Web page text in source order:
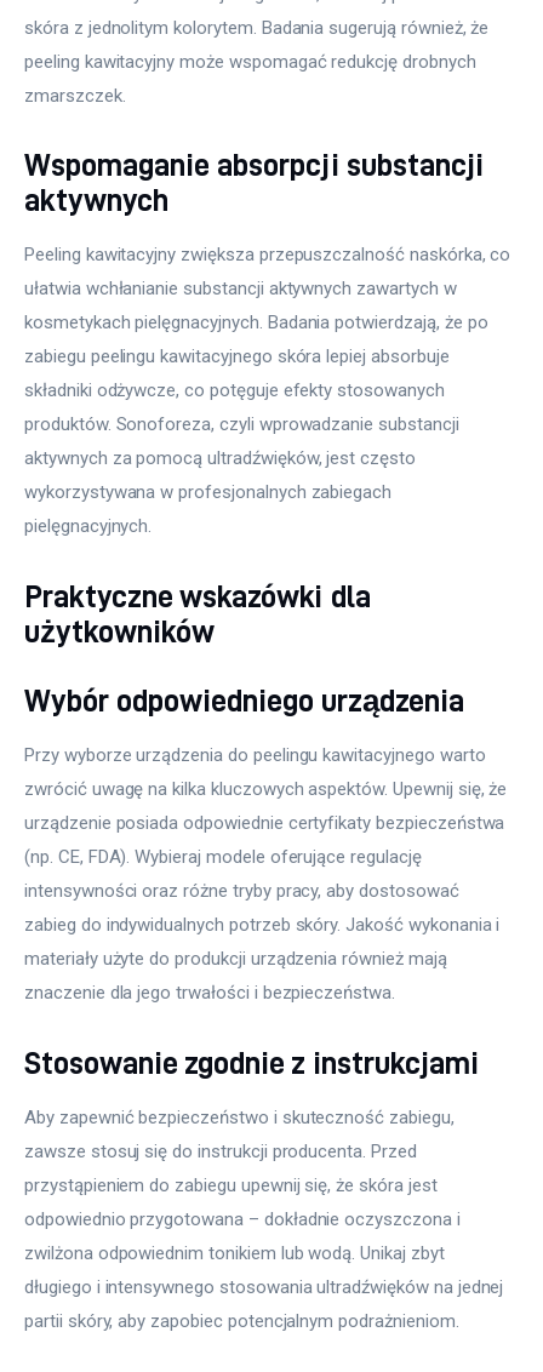
skóra z jednolitym kolorytem. Badania sugerują również, że
peeling kawitacyjny może wspomagać redukcję drobnych
zmarszczek.
Wspomaganie absorpcji substancji
aktywnych
Peeling kawitacyjny zwiększa przepuszczalność naskórka, co
ułatwia wchłanianie substancji aktywnych zawartych w
kosmetykach pielęgnacyjnych. Badania potwierdzają, że po
zabiegu peelingu kawitacyjnego skóra lepiej absorbuje
składniki odżywcze, co potęguje efekty stosowanych
produktów. Sonoforeza, czyli wprowadzanie substancji
aktywnych za pomocą ultradźwięków, jest często
wykorzystywana w profesjonalnych zabiegach
pielęgnacyjnych.
Praktyczne wskazówki dla
użytkowników
Wybór odpowiedniego urządzenia
Przy wyborze urządzenia do peelingu kawitacyjnego warto
zwrócić uwagę na kilka kluczowych aspektów. Upewnij się, że
urządzenie posiada odpowiednie certyfikaty bezpieczeństwa
(np. CE, FDA). Wybieraj modele oferujące regulację
intensywności oraz różne tryby pracy, aby dostosować
zabieg do indywidualnych potrzeb skóry. Jakość wykonania i
materiały użyte do produkcji urządzenia również mają
znaczenie dla jego trwałości i bezpieczeństwa.
Stosowanie zgodnie z instrukcjami
Aby zapewnić bezpieczeństwo i skuteczność zabiegu,
zawsze stosuj się do instrukcji producenta. Przed
przystąpieniem do zabiegu upewnij się, że skóra jest
odpowiednio przygotowana – dokładnie oczyszczona i
zwilżona odpowiednim tonikiem lub wodą. Unikaj zbyt
długiego i intensywnego stosowania ultradźwięków na jednej
partii skóry, aby zapobiec potencjalnym podrażnieniom.